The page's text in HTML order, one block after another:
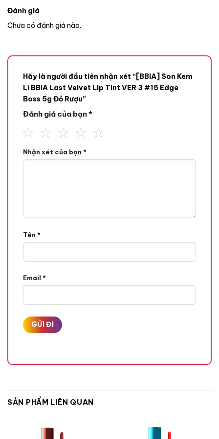
Đánh giá
Chưa có đánh giá nào.
Hãy là người đầu tiên nhận xét “[BBIA] Son Kem
Lì BBIA Last Velvet Lip Tint VER 3 #15 Edge
Boss 5g Đỏ Rượu”
Đánh giá của bạn*
Nhận xét của bạn *
Tên *
Email *
SẢN PHẨM LIÊN QUAN